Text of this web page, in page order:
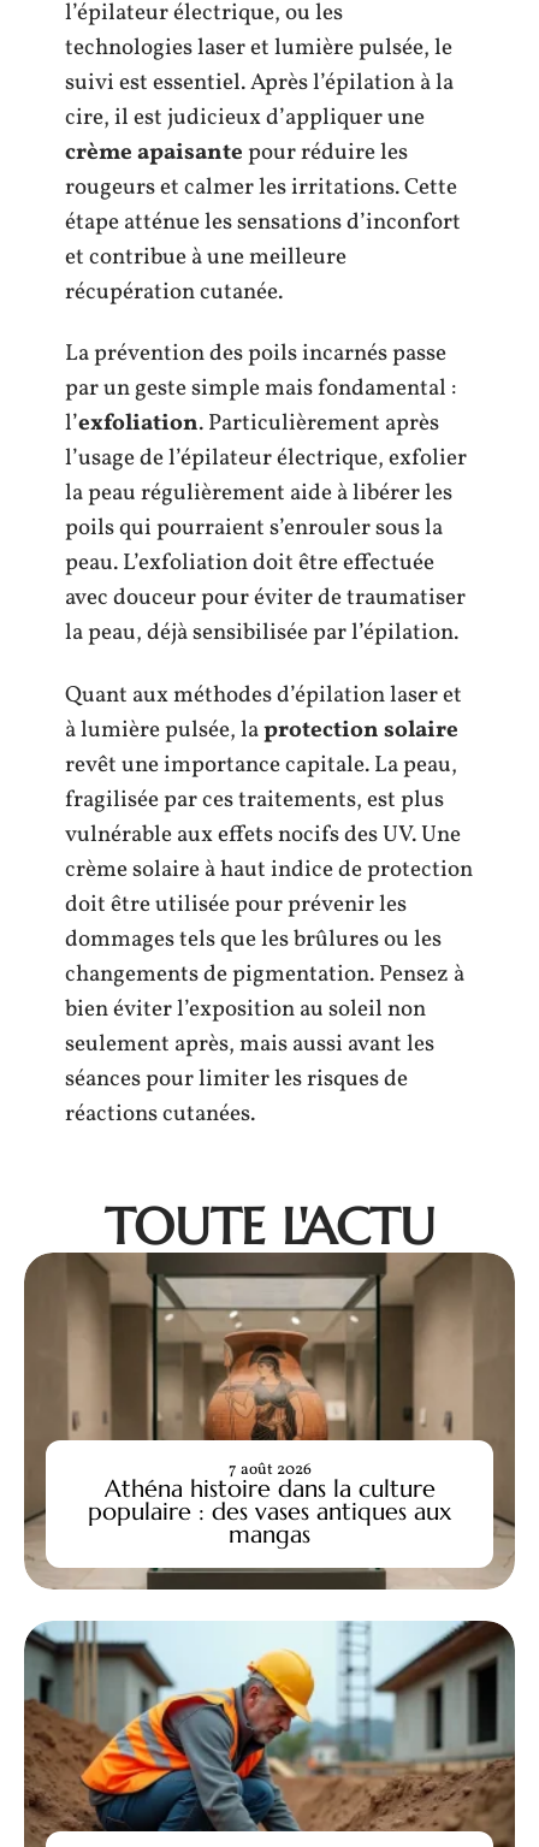
l’épilateur électrique, ou les
technologies laser et lumière pulsée, le
suivi est essentiel. Après l’épilation à la
cire, il est judicieux d’appliquer une
crème apaisantepour réduire les
rougeurs et calmer les irritations. Cette
étape atténue les sensations d’inconfort
et contribue à une meilleure
récupération cutanée.
La prévention des poils incarnés passe
par un geste simple mais fondamental :
l’exfoliation. Particulièrement après
l’usage de l’épilateur électrique, exfolier
la peau régulièrement aide à libérer les
poils qui pourraient s’enrouler sous la
peau. L’exfoliation doit être effectuée
avec douceur pour éviter de traumatiser
la peau, déjà sensibilisée par l’épilation.
Quant aux méthodes d’épilation laser et
à lumière pulsée, laprotection solaire
revêt une importance capitale. La peau,
fragilisée par ces traitements, est plus
vulnérable aux effets nocifs des UV. Une
crème solaire à haut indice de protection
doit être utilisée pour prévenir les
dommages tels que les brûlures ou les
changements de pigmentation. Pensez à
bien éviter l’exposition au soleil non
seulement après, mais aussi avant les
séances pour limiter les risques de
réactions cutanées.
TOUTE L'ACTU
Athéna histoire dans la culture
populaire : des vases antiques aux
mangas
7 août 2026